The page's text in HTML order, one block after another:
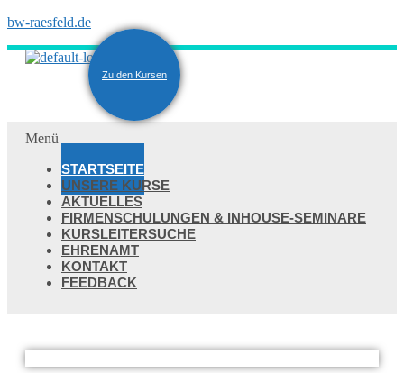
bw-raesfeld.de
Zu den Kursen
Menü
STARTSEITE
UNSERE KURSE
AKTUELLES
FIRMENSCHULUNGEN & INHOUSE-SEMINARE
KURSLEITERSUCHE
EHRENAMT
KONTAKT
FEEDBACK